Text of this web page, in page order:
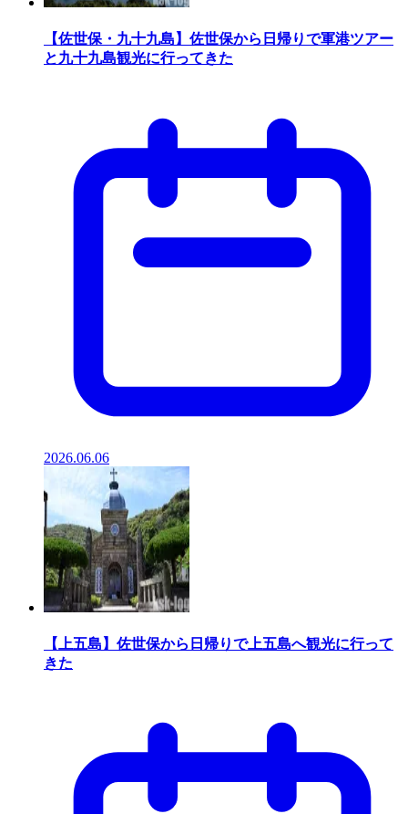
【佐世保・九十九島】佐世保から日帰りで軍港ツアー
と九十九島観光に行ってきた
2026.06.06
【上五島】佐世保から日帰りで上五島へ観光に行って
きた